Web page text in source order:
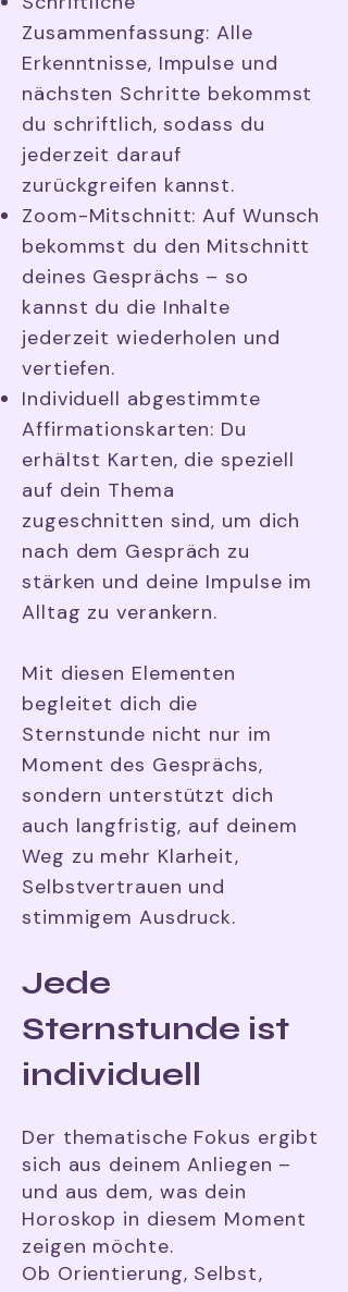
Zusammenfassung: Alle
Erkenntnisse, Impulse und
nächsten Schritte bekommst
du schriftlich, sodass du
jederzeit darauf
zurückgreifen kannst.
Zoom-Mitschnitt: Auf Wunsch
bekommst du den Mitschnitt
deines Gesprächs – so
kannst du die Inhalte
jederzeit wiederholen und
vertiefen.
Individuell abgestimmte
Affirmationskarten: Du
erhältst Karten, die speziell
auf dein Thema
zugeschnitten sind, um dich
nach dem Gespräch zu
stärken und deine Impulse im
Alltag zu verankern.
Mit diesen Elementen
begleitet dich die
Sternstunde nicht nur im
Moment des Gesprächs,
sondern unterstützt dich
auch langfristig, auf deinem
Weg zu mehr Klarheit,
Selbstvertrauen und
stimmigem Ausdruck.
Jede
Sternstunde ist
individuell
Der thematische Fokus ergibt
sich aus deinem Anliegen –
und aus dem, was dein
Horoskop in diesem Moment
zeigen möchte.
Ob Orientierung, Selbst,